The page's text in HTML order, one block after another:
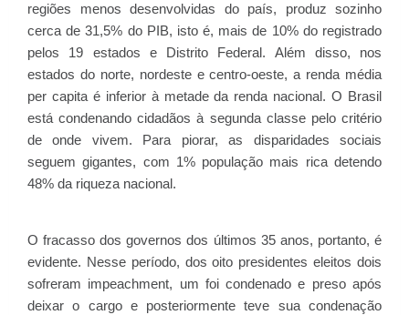
regiões menos desenvolvidas do país, produz sozinho
cerca de 31,5% do PIB, isto é, mais de 10% do registrado
pelos 19 estados e Distrito Federal. Além disso, nos
estados do norte, nordeste e centro-oeste, a renda média
per capita é inferior à metade da renda nacional. O Brasil
está condenando cidadãos à segunda classe pelo critério
de onde vivem. Para piorar, as disparidades sociais
seguem gigantes, com 1% população mais rica detendo
48% da riqueza nacional.
O fracasso dos governos dos últimos 35 anos, portanto, é
evidente. Nesse período, dos oito presidentes eleitos dois
sofreram impeachment, um foi condenado e preso após
deixar o cargo e posteriormente teve sua condenação